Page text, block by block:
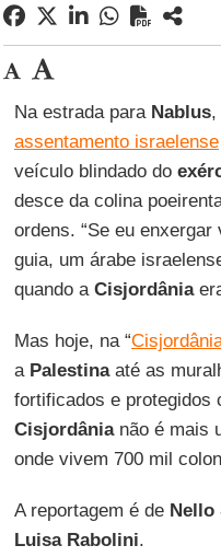
Na estrada para Nablus,
assentamento israelense
veículo blindado do
desce da colina
ordens. “Se eu
guia, um árabe
quando a Cisjordânia
Mas hoje, na “
a Palestinaaté as
fortificados e protegidos
Cisjordânianão é mais
onde vivem 700 mil
A reportagem é de Nello
Luisa Rabolini.